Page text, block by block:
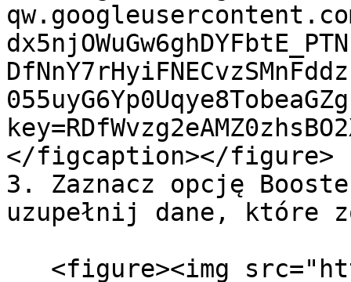
</figcaption></figure>
3. Zaznacz opcję
uzupełnij dane, które